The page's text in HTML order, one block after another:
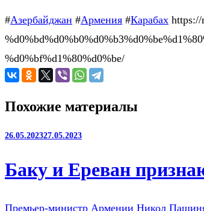
#Азербайджан #Армения #Карабах
%d0%bf%d1%80%d0%be/
Похожие материалы
26.05.202327.05.2023
Баку и Ереван
Премьер-министр Армении Никол